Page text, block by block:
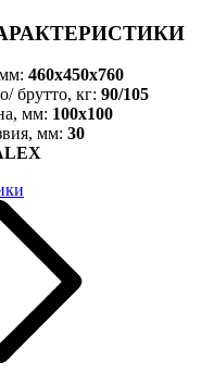
460х450х760
брутто, кг: 90/105
мм: 100x100
мм: 30